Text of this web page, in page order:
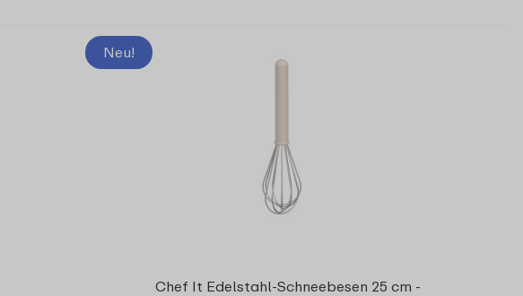
Neu!
Chef It Edelstahl-Schneebesen 25 cm -